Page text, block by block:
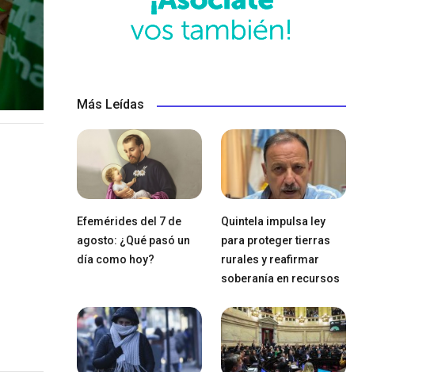
Más Leídas
Efemérides del 7 de
agosto: ¿Qué pasó un
día como hoy?
Quintela impulsa ley
para proteger tierras
rurales y reafirmar
soberanía en recursos